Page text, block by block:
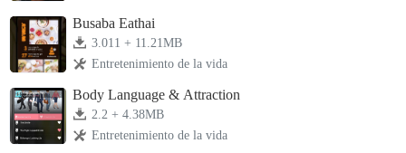
Busaba Eathai
3.011 + 11.21MB
Entretenimiento de la vida
Body Language & Attraction
2.2 + 4.38MB
Entretenimiento de la vida